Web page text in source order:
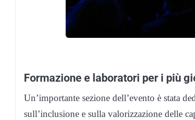
Formazione e laboratori per i più
Un’importante sezione dell’evento è stata
sull’inclusione e sulla valorizzazione delle